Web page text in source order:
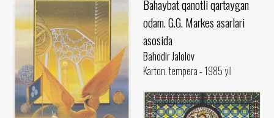
Bahaybat qanotli qartaygan
odam. G.G. Markes asarlari
asosida
Bahodir Jalolov
Karton. tempera - 1985 yil